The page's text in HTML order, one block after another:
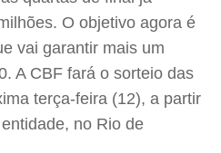
O objetivo agora é
vai garantir mais um
A CBF fará o sorteio das
terça-feira (12), a partir
no Rio de